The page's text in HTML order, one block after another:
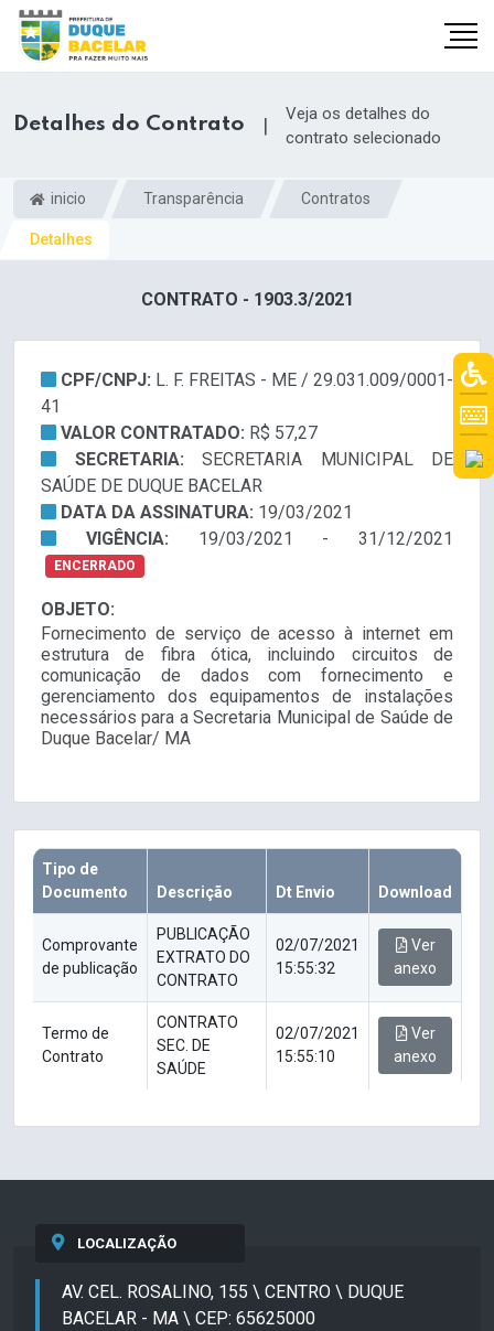
Detalhes do Contrato |
Veja os detalhes do
contrato selecionado
inicio Transparência Contratos
Detalhes
CONTRATO - 1903.3/2021
CPF/CNPJ: L. F. FREITAS - ME / 29.031.009/0001-
41
VALOR CONTRATADO: R$ 57,27
SECRETARIA: SECRETARIA MUNICIPAL DE
SAÚDE DE DUQUE BACELAR
DATA DA ASSINATURA: 19/03/2021
VIGÊNCIA: 19/03/2021 - 31/12/2021
ENCERRADO
OBJETO:
Fornecimento de serviço de acesso à internet em
estrutura de fibra ótica, incluindo circuitos de
comunicação de dados com fornecimento e
gerenciamento dos equipamentos de instalações
necessários para a Secretaria Municipal de Saúde de
Duque Bacelar/ MA
Tipo de
Documento
Descrição Dt Envio Download
Comprovante
de publicação
PUBLICAÇÃO
EXTRATO DO
CONTRATO
02/07/2021
15:55:32
Ver
anexo
Termo de
Contrato
CONTRATO
SEC. DE
SAÚDE
02/07/2021
15:55:10
Ver
anexo
LOCALIZAÇÃO
AV. CEL. ROSALINO, 155 \ CENTRO \ DUQUE
BACELAR - MA \ CEP: 65625000